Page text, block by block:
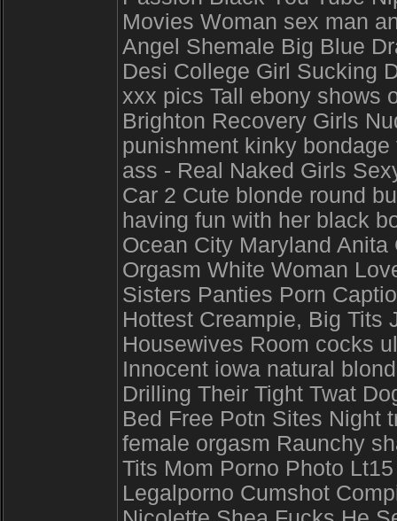
Movies Woman sex man
Angel Shemale Big Blue
Desi College Girl Sucking
xxx pics Tall ebony shows
Brighton Recovery Girls
punishment kinky
ass - Real Naked Girls
Car 2 Cute blonde round
having fun with her black
Ocean City Maryland
Orgasm White Woman
Sisters Panties Porn
Hottest Creampie, Big Tits
Housewives Room cocks
Innocent iowa natural
Drilling Their Tight Twat
Bed Free Potn Sites Night
female orgasm Raunchy
Tits Mom Porno Photo
Legalporno Cumshot